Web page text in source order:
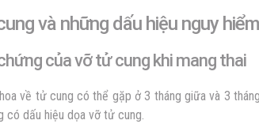
và những dấu hiệu nguy
của vỡ tử cung khi mang thai
về tử cung có thể gặp ở 3 tháng giữa và 3
có dấu hiệu dọa vỡ tử cung.